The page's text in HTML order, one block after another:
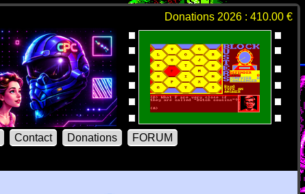
Donations 2026 : 410.00 €
Contact Donations
FORUM